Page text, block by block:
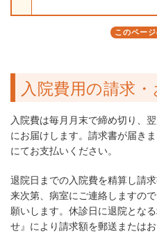
このペー
入院費用の請求
入院費は毎月月末で締め切り、
にお届けします。請求書が届き
にてお支払いください。
退院日までの入院費を精算し請
来次第、病室にご連絡しますの
願いします。休診日に退院とな
せ』により請求額を郵送または